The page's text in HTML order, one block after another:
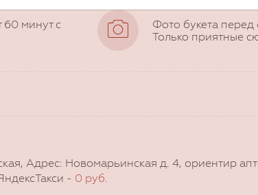
60 минут с
Фото букета перед
Только приятные
Адрес: Новомарьинская д. 4, ориентир
- 0 руб.